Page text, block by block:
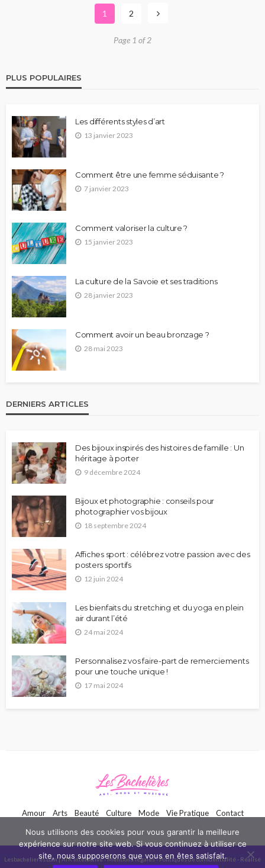
1 2
Page 1 of 2
PLUS POPULAIRES
Les différents styles d’art
13 janvier 2023
Comment être une femme séduisante ?
7 janvier 2023
Comment valoriser la culture ?
15 janvier 2023
La culture de la Savoie et ses traditions
28 janvier 2023
Comment avoir un beau bronzage ?
28 mai 2023
DERNIERS ARTICLES
Des bijoux inspirés des histoires de famille : Un
héritage à porter
9 décembre 2024
Bijoux et photographie : conseils pour
photographier vos bijoux
18 septembre 2024
Affiches sport : célébrez votre passion avec des
posters sportifs
12 juin 2024
Les bienfaits du stretching et du yoga en plein
air durant l’été
24 mai 2024
Personnalisez vos faire-part de remerciements
pour une touche unique !
17 mai 2024
Amour Arts Beauté Culture Mode Vie Pratique Contact
Lesbachelieres.com | ATK Interactive -Mentions légales-Politiques de confidentialité - Réalisé
Nous utilisons des cookies pour vous garantir la meilleure
expérience sur notre site web. Si vous continuez à utiliser ce
site, nous supposerons que vous en êtes satisfait.